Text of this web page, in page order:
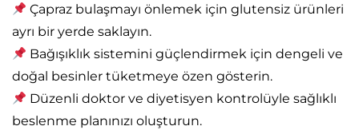
Çapraz bulaşmayı önlemek için glutensiz ürünleri
ayrı bir yerde saklayın.
Bağışıklık sistemini güçlendirmek için dengeli ve
doğal besinler tüketmeye özen gösterin.
Düzenli doktor ve diyetisyen kontrolüyle sağlıklı
beslenme planınızı oluşturun.